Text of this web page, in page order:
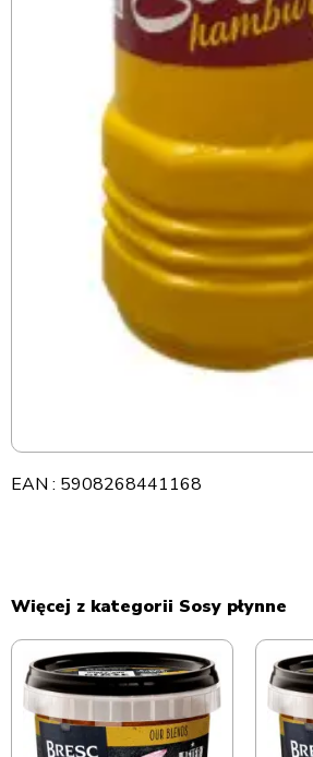
EAN : 5908268441168
Więcej z kategorii Sosy płynne